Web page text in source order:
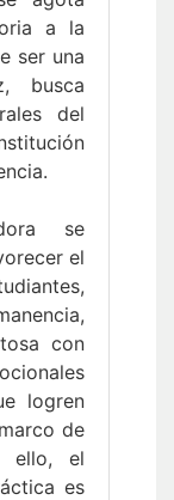
a la
ser una
busca
del
se
el
con
logren
de
ello, el
es